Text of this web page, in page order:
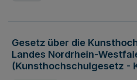
Gesetz über die
Landes Nordrhein-
(Kunsthochschulgesetz -